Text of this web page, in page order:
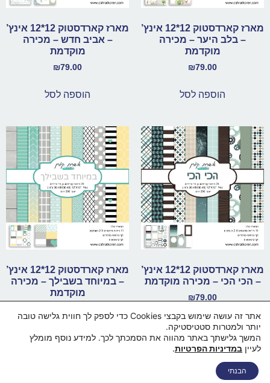
מארז קארדסטוק 12*12 אינץ’
– בלב היער – מכירה
מוקדמת
₪79.00
הוספה לסל
מארז קארדסטוק 12*12 אינץ’
– אביב חדש – מכירה
מוקדמת
₪79.00
הוספה לסל
מארז קארדסטוק 12*12 אינץ’
– הכי הכי – מכירה מוקדמת
₪79.00
הוספה לסל
מארז קארדסטוק 12*12 אינץ’
– במיוחד בשבילך – מכירה
מוקדמת
הוספה לסל
דף הבית
מדיניות פרטיות
אתר זה עושה שימוש בקבצי Cookies כדי לספק לך חווית גלישה טובה
יותר ולמטרות סטטיסטיקה.
המשך גלישתך באתר מהווה את הסמכתך לכך. למידע נוסף מומלץ
לעיין במדיניות הפרטיות.
הבנתי